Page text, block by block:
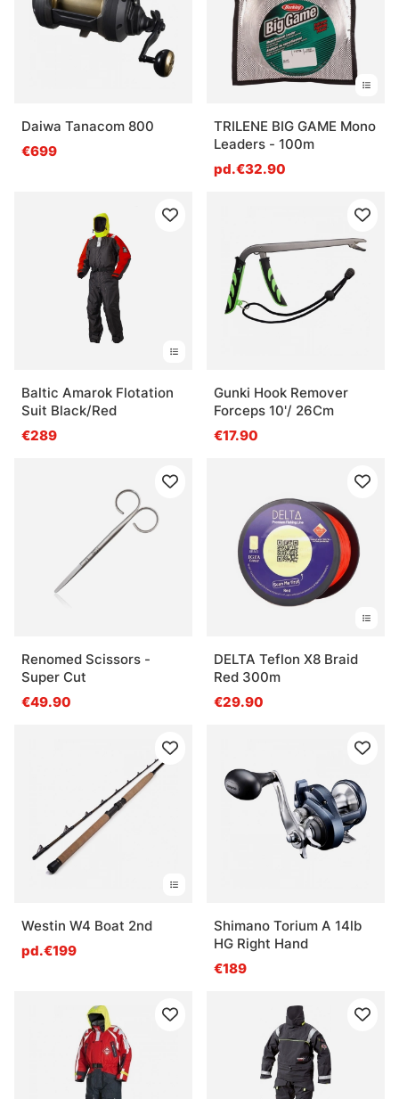
mer ?
Qu’est-ce qu’il faut surveiller avant une sortie en
Daiwa Tanacom 800
€699
TRILENE BIG GAME Mono
Leaders - 100m
pd.€32.90
Baltic Amarok Flotation
Suit Black/Red
€289
Gunki Hook Remover
Forceps 10'/ 26Cm
€17.90
Renomed Scissors -
Super Cut
€49.90
DELTA Teflon X8 Braid
Red 300m
€29.90
Westin W4 Boat 2nd
pd.€199
Shimano Torium A 14lb
HG Right Hand
€189